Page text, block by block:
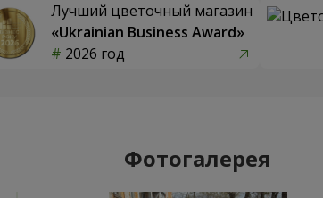
Лучший цветочный магазин
«Ukrainian Business Award»
2026 год
Фотогалерея